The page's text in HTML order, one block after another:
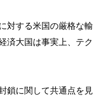
対する米国の厳格な輸
済大国は事実上、テク
鎖に関して共通点を見